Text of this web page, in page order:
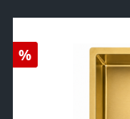
Rabatt
%